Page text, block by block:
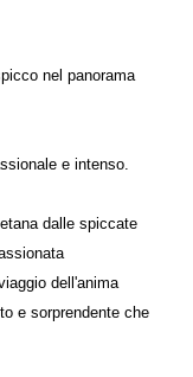
nel panorama
e intenso.
dalle spiccate
dell'anima
e sorprendente che